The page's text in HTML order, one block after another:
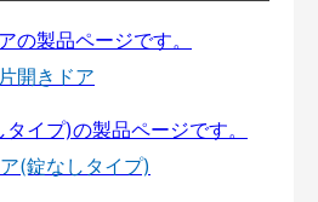
片開きドア
(錠なしタイプ)